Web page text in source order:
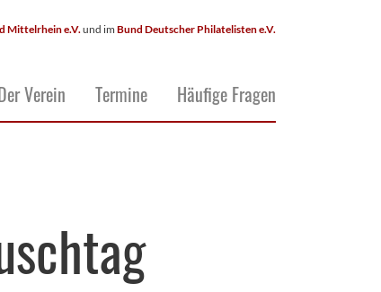
Mittelrhein e.V.und im Bund Deutscher Philatelisten e.V.
Verein Termine Häufige Fragen